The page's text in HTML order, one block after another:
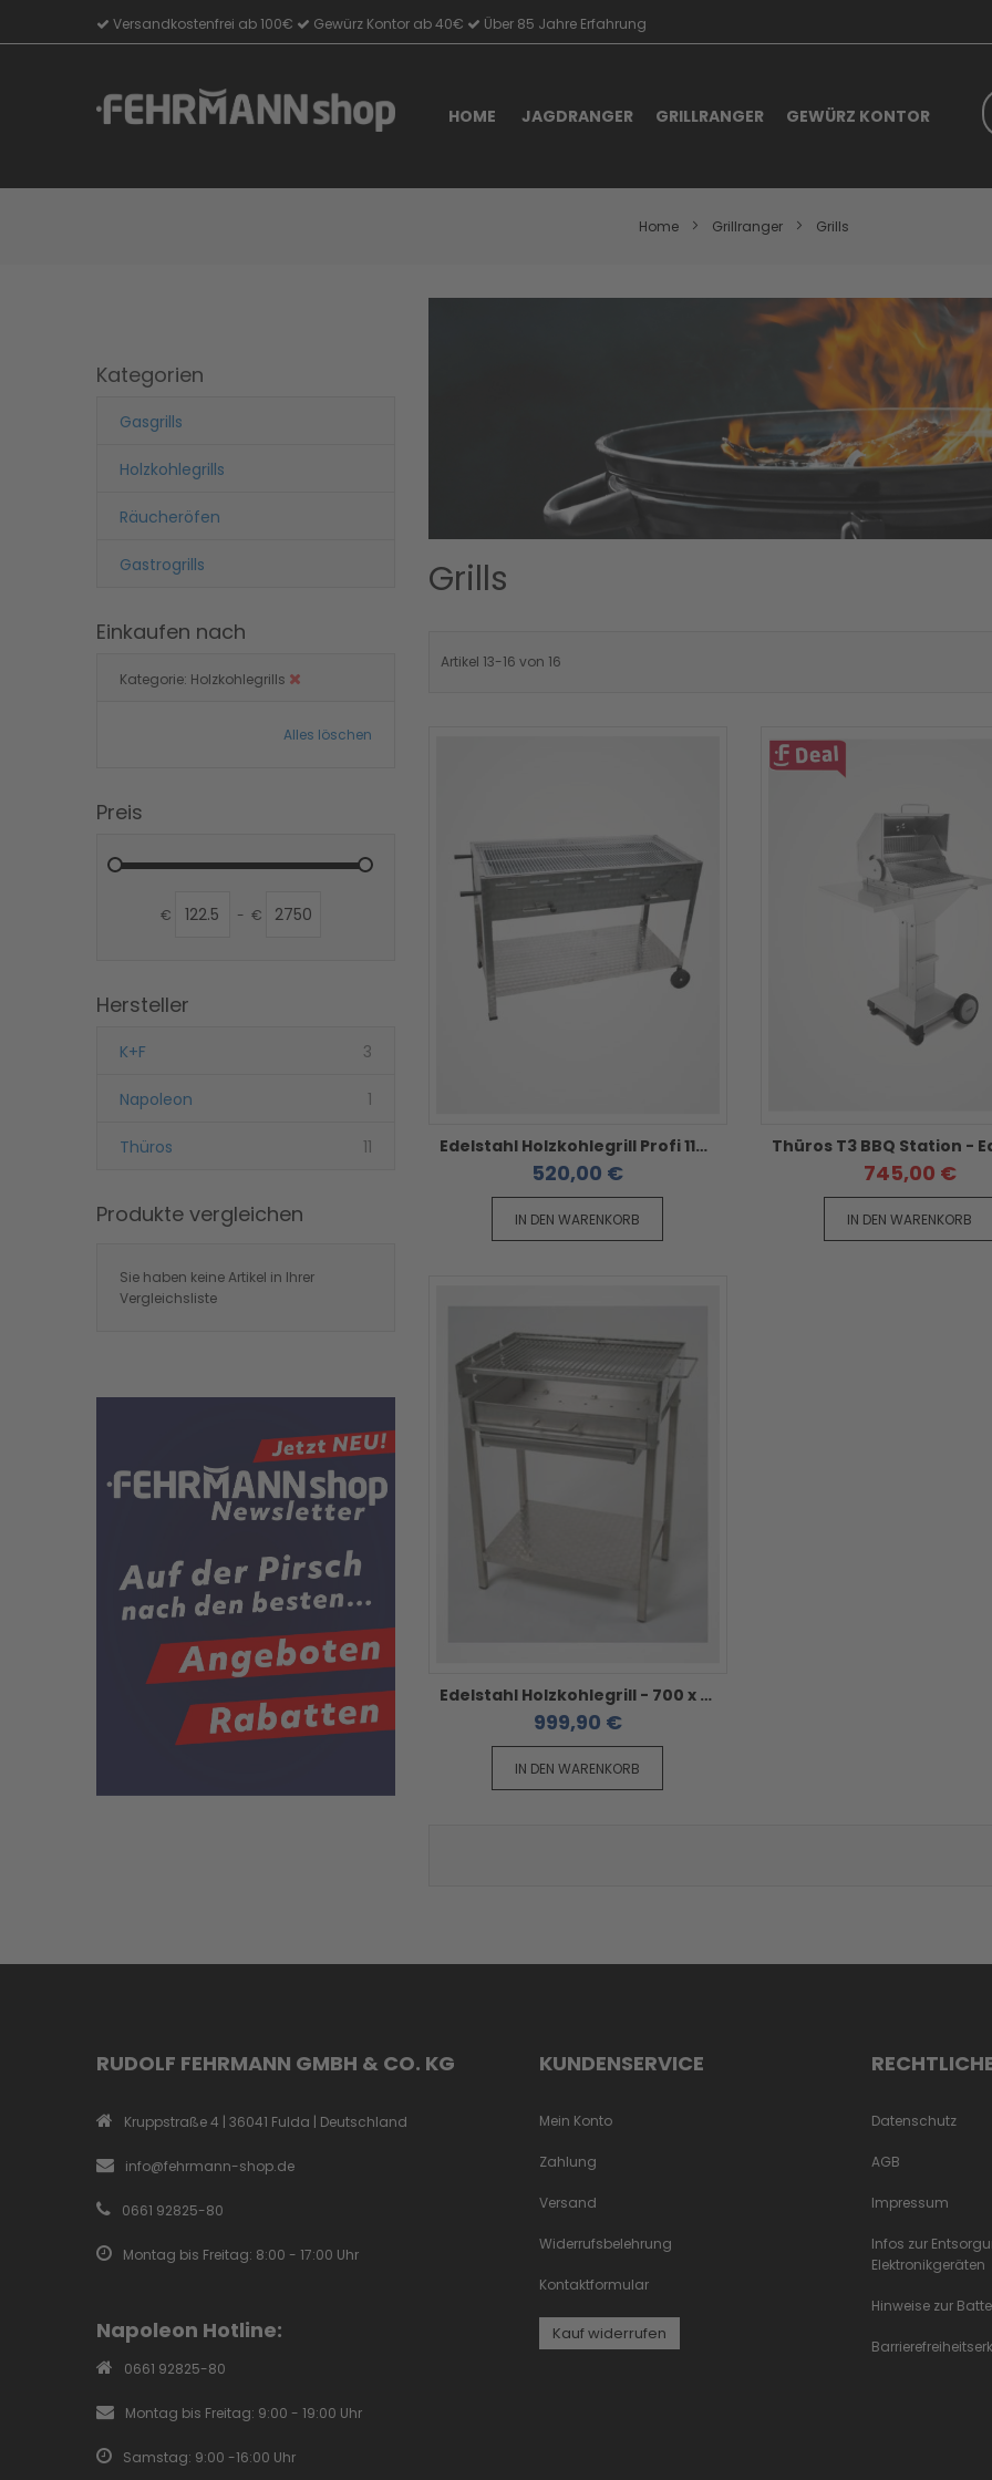
Versandkostenfrei ab 100€ Gewürz Kontor ab 40€ Über 85 Jahre Erfahrung
Direkt
HOME JAGDRANGER GRILLRANGER GEWÜRZ KONTOR
Home Grillranger Grills
Grills
Artikel 13-16 von 16
Edelstahl Holzkohlegrill Profi 1190 - Maße 119 x 57 x 80 cm - fahrbar
520,00 €
IN DEN WARENKORB
745,00 €
IN DEN WARENKORB
Edelstahl Holzkohlegrill - 700 x 500 x 850 mm zerlegbar
999,90 €
IN DEN WARENKORB
Kategorien
Gasgrills
Holzkohlegrills
Räucheröfen
Gastrogrills
Einkaufen nach
Kategorie Holzkohlegrills
Alles löschen
Preis
€ - €
Hersteller
K+F 3
Napoleon 1
Thüros 11
Produkte vergleichen
Sie haben keine Artikel in Ihrer
Vergleichsliste
RUDOLF FEHRMANN GMBH & CO. KG
Kruppstraße 4 | 36041 Fulda | Deutschland
info@fehrmann-shop.de
0661 92825-80
Montag bis Freitag: 8:00 - 17:00 Uhr
Napoleon Hotline:
0661 92825-80
Montag bis Freitag: 9:00 - 19:00 Uhr
Samstag: 9:00 -16:00 Uhr
KUNDENSERVICE
Mein Konto
Zahlung
Versand
Widerrufsbelehrung
Kontaktformular
Kauf widerrufen
Datenschutz
AGB
Impressum
Infos zur
Elektronikgeräten
Hinweise zur